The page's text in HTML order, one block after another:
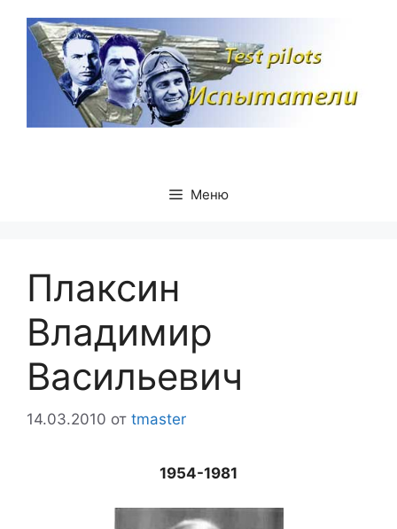
содержимому
Меню
Плаксин
Владимир
Васильевич
14.03.2010 от tmaster
1954-1981